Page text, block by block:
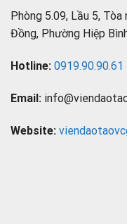
Phòng 5.09, Lầu 5,
Đồng, Phường Hiệp
Hotline: 0919.90.90.61
Email:
Website: